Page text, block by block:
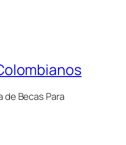
de Becas Para